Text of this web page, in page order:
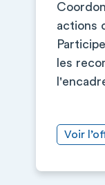
actions
les
Voir